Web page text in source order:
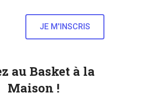
au Basket à la
Maison !